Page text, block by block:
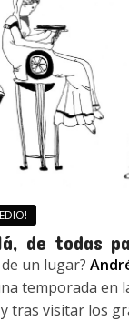
de todas
un lugar?
temporada en
tras visitar los